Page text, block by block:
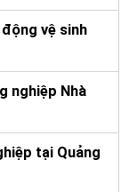
vệ sinh
nghiệp Nhà
tại Quảng